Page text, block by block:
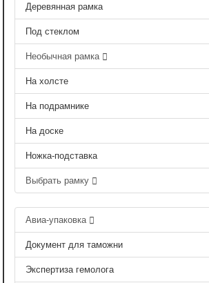
Деревянная рамка
Под стеклом
Необычная рамка
На холсте
На подрамнике
На доске
Ножка-подставка
Выбрать рамку
Авиа-упаковка
Документ для таможни
Экспертиза гемолога